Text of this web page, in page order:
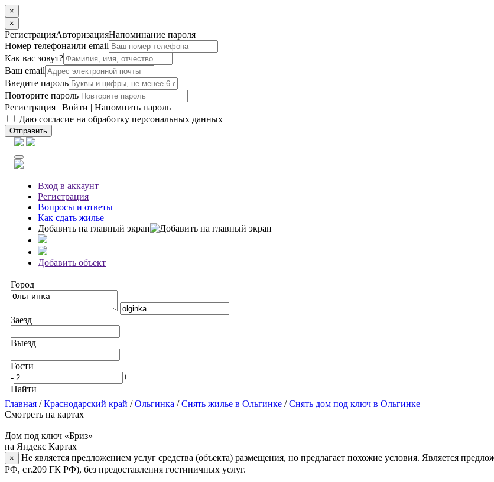
×
×
РегистрацияАвторизацияНапоминание пароля
Номер телефонаили email
Как вас зовут?
Ваш email
Введите пароль
Повторите пароль
Регистрация | Войти | Напомнить пароль
Даю согласие на обработку персональных данных
Отправить
Вход в аккаунт
Регистрация
Вопросы и ответы
Как сдать жилье
Добавить на главный экран
Добавить объект
Город
Заезд
Выезд
Гости
-
+
Найти
Главная /Краснодарский край /Ольгинка /Снять жилье в Ольгинке /Снять дом под ключ в Ольгинке
Смотреть на картах
Дом под ключ «Бриз»
на Яндекс Картах
×
Не является предложением услуг средства (объекта) размещения, но предлагает похожие условия. Является
РФ, ст.209 ГК РФ), без предоставления гостиничных услуг.